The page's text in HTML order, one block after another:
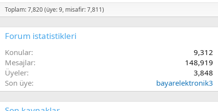
Toplam: 7,820 (üye: 9, misafir: 7,811)
Forum istatistikleri
Konular
9,312
Mesajlar
148,919
Üyeler
3,848
Son üye
bayarelektronik3